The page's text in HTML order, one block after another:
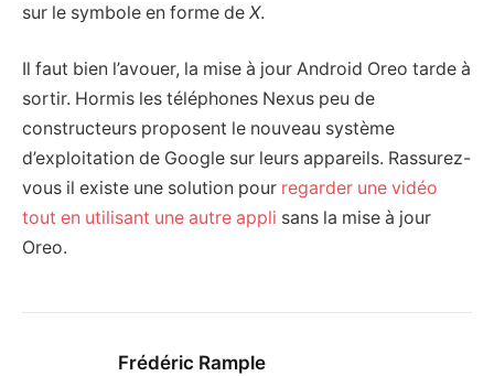
sur le symbole en forme de X.
Il faut bien l’avouer, la mise à jour Android Oreo tarde à
sortir. Hormis les téléphones Nexus peu de
constructeurs proposent le nouveau système
d’exploitation de Google sur leurs appareils. Rassurez-
vous il existe une solution pour regarder une vidéo
tout en utilisant une autre appli sans la mise à jour
Oreo.
Frédéric Rample